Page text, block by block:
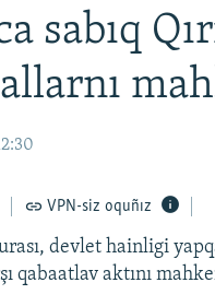
sabıq
VPN-siz oquñız
devlet hainligi
qabaatlav aktını